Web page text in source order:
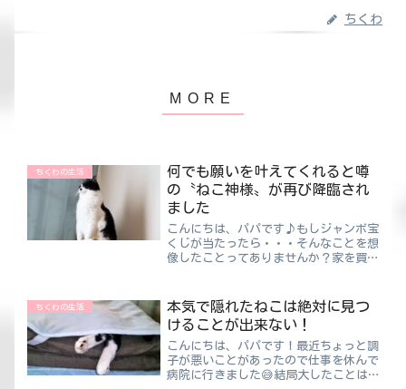
ちくわ
ちくわの生活
何でも願いを叶えてくれると噂
の〝ねこ神様〟が再び降臨され
ました
こんにちは、パパです♪もしジャンボ宝
くじが当たったら・・・そんなことを想
像したことってありませんか？家を買
しれませんね😍実際に高額当選したっ
ていう人は身近にはいませんが...
ちくわの生活
本気で隠れたねこは絶対に見つ
けることが出来ない！
こんにちは、パパです！最近ちょっと調
子が悪いことがあったので仕事を休んで
病院に行きました😅結局大したことは